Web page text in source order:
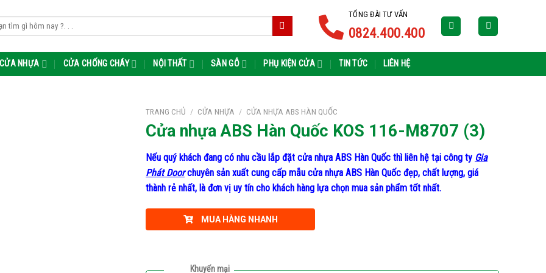
TỔNG ĐÀI TƯ VẤN
0824.400.400
CỬA NHỰA CỬA CHỐNG CHÁY NỘI THẤT SÀN GỖ PHỤ KIỆN CỬA TIN TỨC LIÊN HỆ
TRANG CHỦ / CỬA NHỰA / CỬA NHỰA ABS HÀN QUỐC
Cửa nhựa ABS Hàn Quốc KOS 116-M8707 (3)
Nếu quý khách đang có nhu cầu lắp đặt cửa nhựa ABS Hàn Quốc thì liên hệ tại công ty Gia
Phát Doorchuyên sản xuất cung cấp mẫu cửa nhựa ABS Hàn Quốc đẹp, chất lượng, giá
thành rẻ nhất, là đơn vị uy tín cho khách hàng lựa chọn mua sản phẩm tốt nhất.
MUA HÀNG NHANH
Khuyến mại